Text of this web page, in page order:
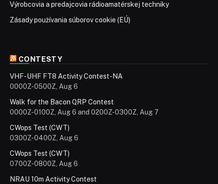
Výrobcovia a predajcovia rádioamatérskej techniky
Zásady používania súborov cookie (EÚ)
CONTESTY
VHF-UHF FT8 Activity Contest-NA
0000Z-0500Z, Aug 6
Walk for the Bacon QRP Contest
0000Z-0100Z, Aug 6 and 0200Z-0300Z, Aug 7
CWops Test (CWT)
0300Z-0400Z, Aug 6
CWops Test (CWT)
0700Z-0800Z, Aug 6
NRAU 10m Activity Contest